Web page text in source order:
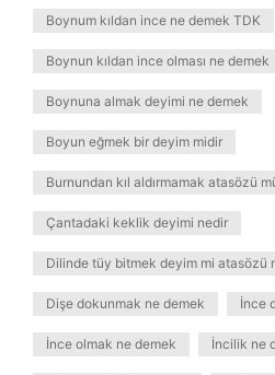
Boynum kıldan ince ne demek TDK
Boynun kıldan ince olması ne demek
Boynuna almak deyimi ne demek
Boyun eğmek bir deyim midir
Burnundan kıl aldırmamak atasözü
Çantadaki keklik deyimi nedir
Dilinde tüy bitmek deyim mi atasözü
Dişe dokunmak ne demek İnce
İnce olmak ne demek İncilik ne